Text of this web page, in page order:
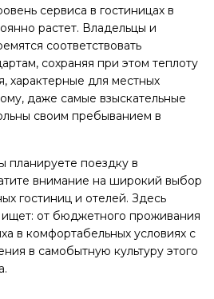
сервиса в гостиницах в
растет. Владельцы и
соответствовать
сохраняя при этом теплоту
характерные для местных
даже самые взыскательные
своим пребыванием в
планируете поездку в
внимание на широкий выбор
гостиниц и отелей. Здесь
от бюджетного проживания
в комфортабельных условиях с
в самобытную культуру этого